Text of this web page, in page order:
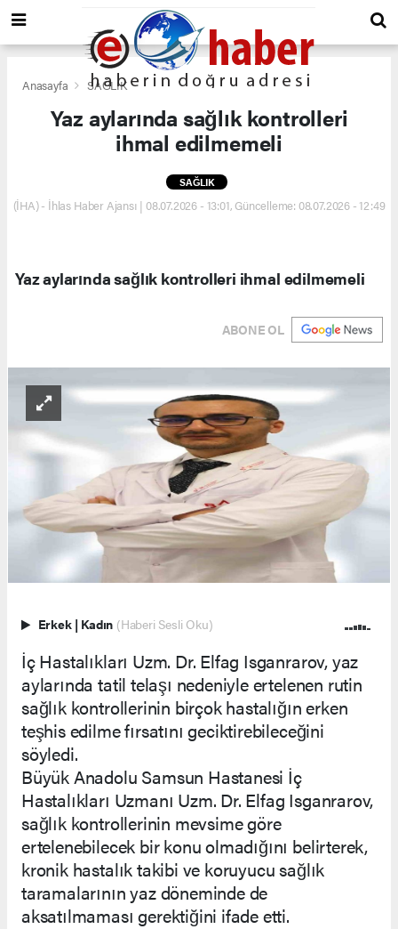
Anasayfa SAĞLIK
Yaz aylarında sağlık kontrolleri
ihmal edilmemeli
SAĞLIK
(İHA) - İhlas Haber Ajansı | 08.07.2026 - 13:01, Güncelleme: 08.07.2026 - 12:49
Yaz aylarında sağlık kontrolleri ihmal edilmemeli
ABONE OL
Erkek | Kadın (Haberi Sesli Oku)
İç Hastalıkları Uzm. Dr. Elfag Isganrarov, yaz
aylarında tatil telaşı nedeniyle ertelenen rutin
sağlık kontrollerinin birçok hastalığın erken
teşhis edilme fırsatını geciktirebileceğini
söyledi.
Büyük Anadolu Samsun Hastanesi İç
Hastalıkları Uzmanı Uzm. Dr. Elfag Isganrarov,
sağlık kontrollerinin mevsime göre
ertelenebilecek bir konu olmadığını belirterek,
kronik hastalık takibi ve koruyucu sağlık
taramalarının yaz döneminde de
aksatılmaması gerektiğini ifade etti.